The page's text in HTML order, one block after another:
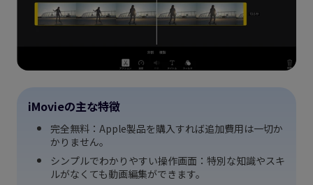
iMovieの主な特徴
完全無料：Apple製品を購入すれば追加費用は一切か
かりません。
シンプルでわかりやすい操作画面：特別な知識やスキ
ルがなくても動画編集ができます。